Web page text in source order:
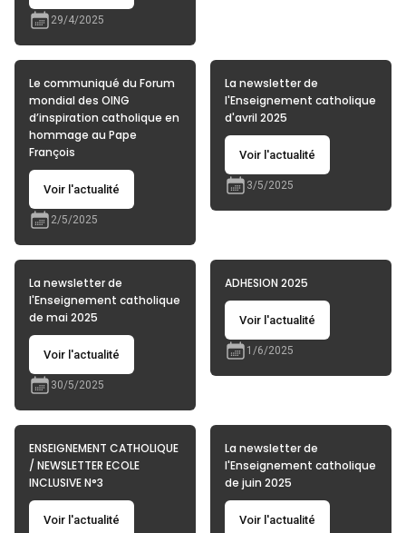
29/4/2025
Le communiqué du Forum
mondial des OING
d’inspiration catholique en
hommage au Pape
François
Voir l'actualité
2/5/2025
La newsletter de
l'Enseignement catholique
d'avril 2025
Voir l'actualité
3/5/2025
La newsletter de
l'Enseignement catholique
de mai 2025
Voir l'actualité
30/5/2025
ADHESION 2025
Voir l'actualité
1/6/2025
ENSEIGNEMENT CATHOLIQUE
/ NEWSLETTER ECOLE
INCLUSIVE N°3
Voir l'actualité
La newsletter de
l'Enseignement catholique
de juin 2025
Voir l'actualité